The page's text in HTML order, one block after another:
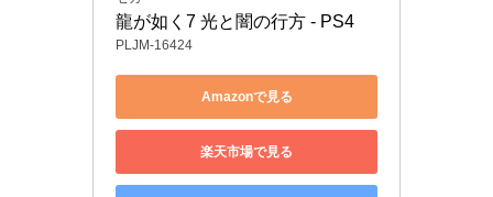
龍が如く7 光と闇の行方 - PS4
PLJM-16424
Amazonで見る
楽天市場で見る